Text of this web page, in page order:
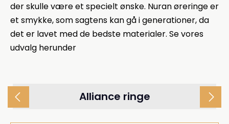
der skulle være et specielt ønske. Nuran øreringe er
et smykke, som sagtens kan gå i generationer, da
det er lavet med de bedste materialer. Se vores
udvalg herunder
Alliance ringe